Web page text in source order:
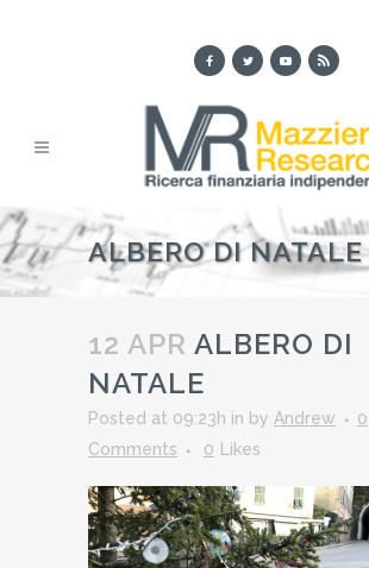
ALBERO DI NATALE
12 APR ALBERO DI
NATALE
Posted at 09:23h in by Andrew
0
Comments
0 Likes